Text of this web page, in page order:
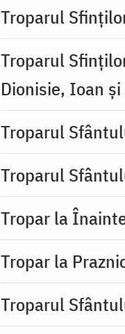
Troparul
Troparul
Dionisie, Ioan
Troparul
Troparul
Tropar la
Tropar la
Troparul